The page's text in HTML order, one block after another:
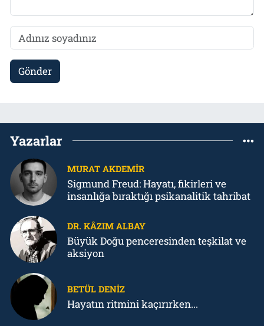
Gönder
Yazarlar
MURAT AKDEMIR
Sigmund Freud: Hayatı, fikirleri ve
insanlığa bıraktığı psikanalitik tahribat
DR. KÂZIM ALBAY
Büyük Doğu penceresinden teşkilat ve
aksiyon
BETÜL DENIZ
Hayatın ritmini kaçırırken...